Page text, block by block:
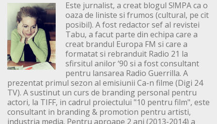
Este jurnalist, a creat blogul S!MPA ca o
oaza de liniste si frumos (cultural, pe cit
posibil). A fost redactor sef al revistei
Tabu, a facut parte din echipa care a
creat brandul Europa FM si care a
formatat si rebranduit Radio 21 la
sfirsitul anilor ‘90 si a fost consultant
pentru lansarea Radio Guerrilla. A
prezentat primul sezon al emisiunii Ca-n filme (Digi 24
TV). A sustinut un curs de branding personal pentru
actori, la TIFF, in cadrul proiectului "10 pentru film", este
consultant in branding & promotion pentru artisti,
industria media. Pentru aproape 2 ani (2013-2014) a